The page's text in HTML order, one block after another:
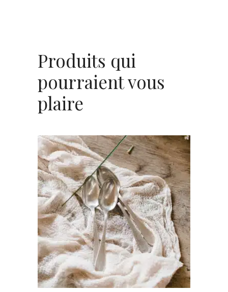
Produits qui
pourraient vous
plaire
AJOUTER AU PANIER